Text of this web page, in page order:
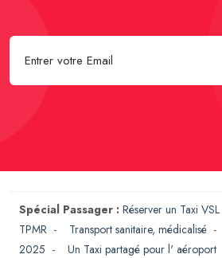
Spécial Passager : Réserver un Taxi VSL
TPMR - Transport sanitaire, médicalisé -
2025 - Un Taxi partagé pour l' aéroport